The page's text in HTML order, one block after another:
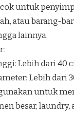
untuk
atau barang-
lainnya.
Lebih dari 40
Lebih dari
untuk
besar, laundry,